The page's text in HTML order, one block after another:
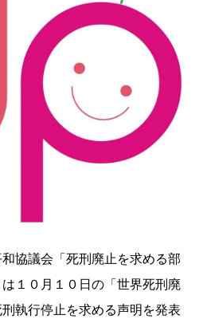
協議会「死刑廃止を求める部
１０月１０日の「世界死刑廃
執行停止を求める声明を発表